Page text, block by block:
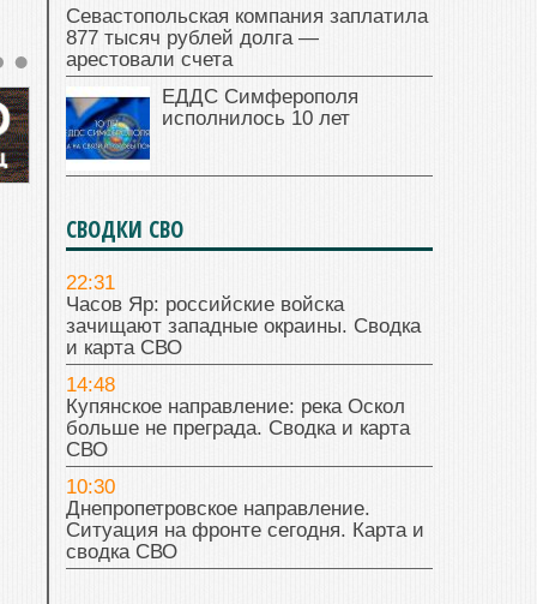
Севастопольская компания заплатила
877 тысяч рублей долга —
арестовали счета
ЕДДС Симферополя
исполнилось 10 лет
СВОДКИ СВО
22:31
Часов Яр: российские войска
зачищают западные окраины. Сводка
и карта СВО
14:48
Купянское направление: река Оскол
больше не преграда. Сводка и карта
СВО
10:30
Днепропетровское направление.
Ситуация на фронте сегодня. Карта и
сводка СВО